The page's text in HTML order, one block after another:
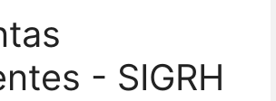
- SIGRH